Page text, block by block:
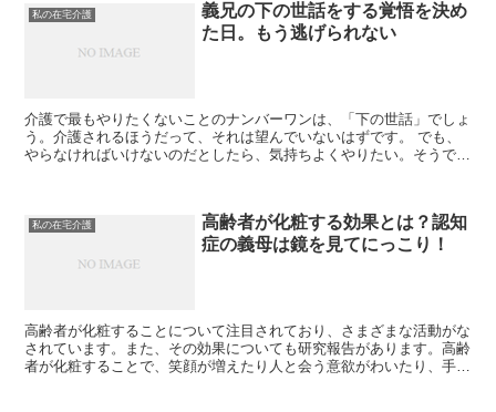
私の在宅介護
義兄の下の世話をする覚悟を決め
た日。もう逃げられない
介護で最もやりたくないことのナンバーワンは、「下の世話」でしょ
う。介護されるほうだって、それは望んでいないはずです。 でも、
やらなければいけないのだとしたら、気持ちよくやりたい。そうでな
私の在宅介護
高齢者が化粧する効果とは？認知
症の義母は鏡を見てにっこり！
高齢者が化粧することについて注目されており、さまざまな活動がな
されています。また、その効果についても研究報告があります。高齢
者が化粧することで、笑顔が増えたり人と会う意欲がわいたり、手や